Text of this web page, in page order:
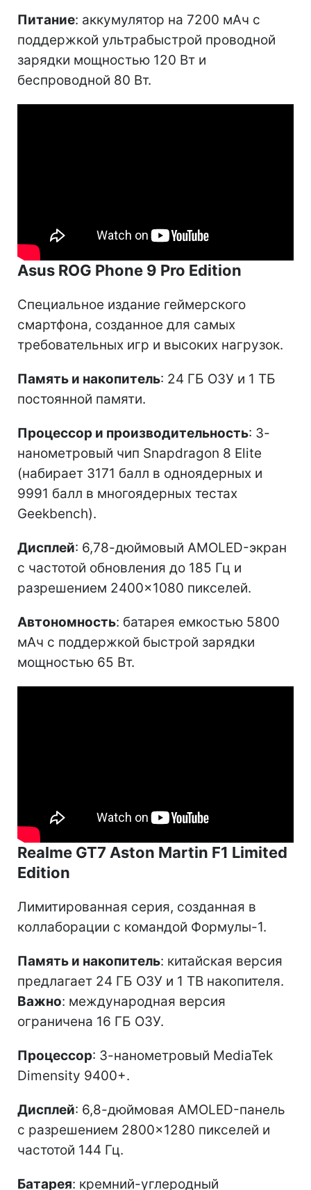
Питание: аккумулятор на 7200 мАч с
поддержкой ультрабыстрой проводной
зарядки мощностью 120 Вт и
беспроводной 80 Вт.
Asus ROG Phone 9 Pro Edition
Специальное издание геймерского
смартфона, созданное для самых
требовательных игр и высоких нагрузок.
Память и накопитель: 24 ГБ ОЗУ и 1 ТБ
постоянной памяти.
Процессор и производительность: 3-
нанометровый чип Snapdragon 8 Elite
(набирает 3171 балл в одноядерных и
9991 балл в многоядерных тестах
Geekbench).
Дисплей: 6,78-дюймовый AMOLED-экран
с частотой обновления до 185 Гц и
разрешением 2400×1080 пикселей.
Автономность: батарея емкостью 5800
мАч с поддержкой быстрой зарядки
мощностью 65 Вт.
Realme GT7 Aston Martin F1 Limited
Edition
Лимитированная серия, созданная в
коллаборации с командой Формулы-1.
Память и накопитель: китайская версия
предлагает 24 ГБ ОЗУ и 1 ТВ накопителя.
Важно: международная версия
ограничена 16 ГБ ОЗУ.
Процессор: 3-нанометровый MediaTek
Dimensity 9400+.
Дисплей: 6,8-дюймовая AMOLED-панель
с разрешением 2800×1280 пикселей и
частотой 144 Гц.
Батарея: кремний-углеродный